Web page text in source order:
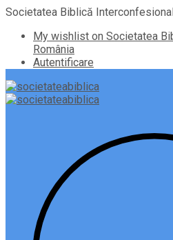
Societatea Biblică
My wishlist on Societatea
România
Autentificare